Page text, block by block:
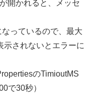
開かれると、メッセ
っているので、最大
示されないとエラーに
のTimioutMS
で30秒）